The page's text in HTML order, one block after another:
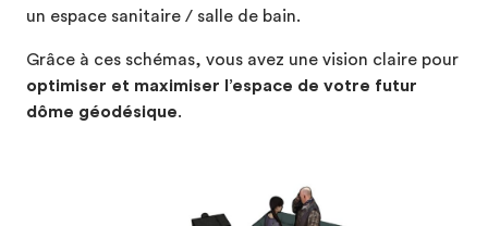
un espace sanitaire / salle de bain.
Grâce à ces schémas, vous avez une vision claire pour
optimiser et maximiser l’espace de votre futur
dôme géodésique.